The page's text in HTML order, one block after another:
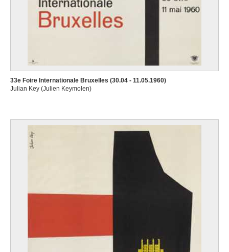
33e Foire Internationale Bruxelles (30.04 - 11.05.1960)
Julian Key (Julien Keymolen)